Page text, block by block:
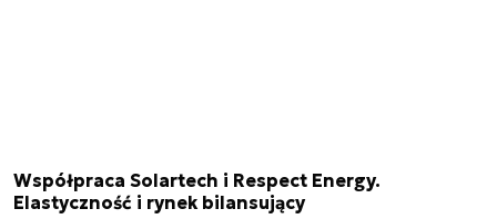
Współpraca Solartech i Respect Energy.
Elastyczność i rynek bilansujący